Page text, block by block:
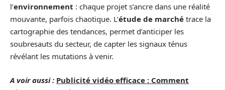
l’environnement : chaque projet s’ancre dans une réalité
mouvante, parfois chaotique. L’étude de marché trace la
cartographie des tendances, permet d’anticiper les
soubresauts du secteur, de capter les signaux ténus
révélant les mutations à venir.
A voir aussi : Publicité vidéo efficace : Comment